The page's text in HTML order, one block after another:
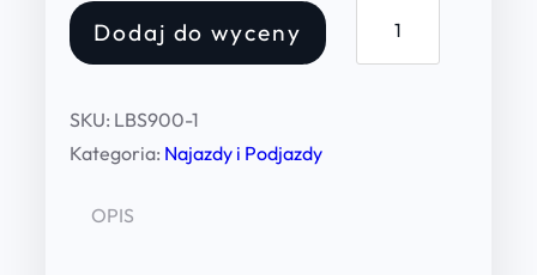
e
Dodaj do wyceny
SKU: LBS900-1
Kategoria: Najazdy i Podjazdy
OPIS